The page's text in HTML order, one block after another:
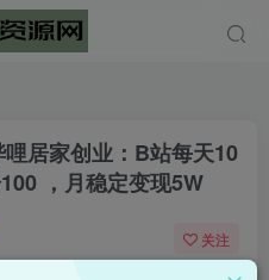
哩居家创业：B站每天10
，月稳定变现5W
关注